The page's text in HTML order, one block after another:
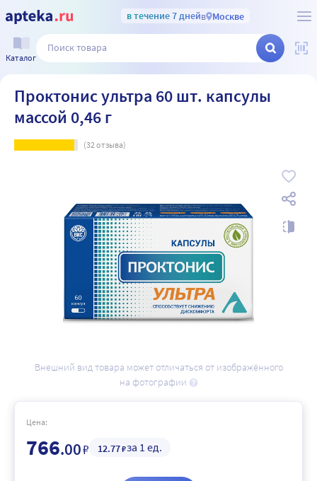
в течение 7 днейв Москве
Каталог
Проктонис ультра 60 шт. капсулы
массой 0,46 г
(32отзыва)
Внешний вид товара может отличаться от изображённого
на фотографии
Цена:
766.00₽ 12.77₽за 1 ед.